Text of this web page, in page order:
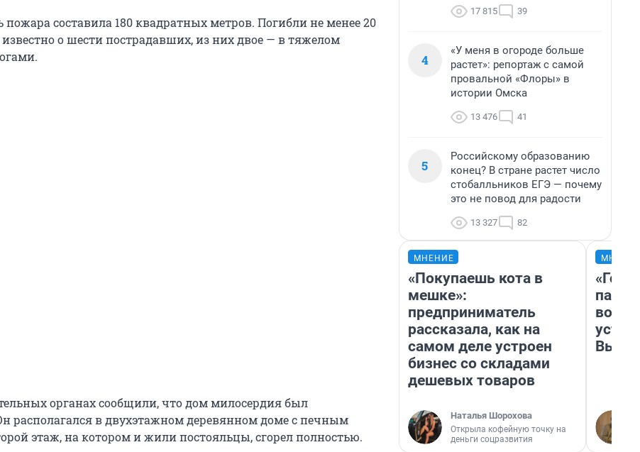
составила 180 квадратных метров. Погибли не менее 20
о шести пострадавших, из них двое — в тяжелом
органах сообщили, что дом милосердия был
располагался в двухэтажном деревянном доме с печным
этаж, на котором и жили постояльцы, сгорел полностью.
17 815 39
4
«У меня в огороде больше
растет»: репортаж с самой
провальной «Флоры» в
истории Омска
13 476 41
5
Российскому образованию
конец? В стране растет число
стобалльников ЕГЭ — почему
это не повод для радости
13 327 82
МНЕНИЕ
«Покупаешь кота в
мешке»:
предприниматель
рассказала, как на
самом деле устроен
бизнес со складами
дешевых товаров
Наталья Шорохова
Открыла кофейную точку на
деньги соцразвития